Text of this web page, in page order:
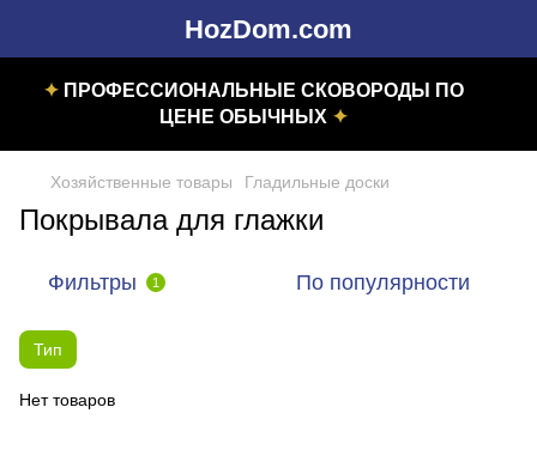
HozDom.com
✦ ПРОФЕССИОНАЛЬНЫЕ СКОВОРОДЫ ПО
ЦЕНЕ ОБЫЧНЫХ ✦
Хозяйственные товары Гладильные доски
Покрывала для глажки
Фильтры 1 По популярности
Тип
Нет товаров